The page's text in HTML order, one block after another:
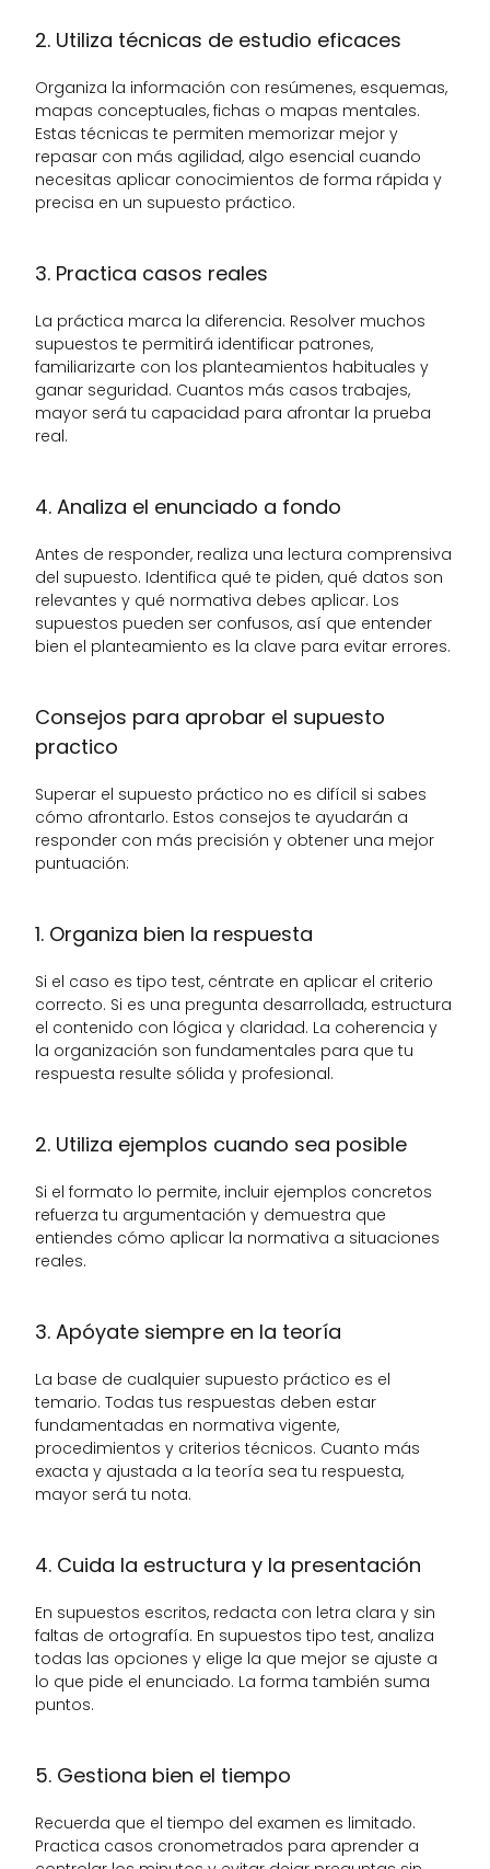
2. Utiliza técnicas de estudio eficaces
Organiza la información con resúmenes, esquemas,
mapas conceptuales, fichas o mapas mentales.
Estas técnicas te permiten memorizar mejor y
repasar con más agilidad, algo esencial cuando
necesitas aplicar conocimientos de forma rápida y
precisa en un supuesto práctico.
3. Practica casos reales
La práctica marca la diferencia. Resolver muchos
supuestos te permitirá identificar patrones,
familiarizarte con los planteamientos habituales y
ganar seguridad. Cuantos más casos trabajes,
mayor será tu capacidad para afrontar la prueba
real.
4. Analiza el enunciado a fondo
Antes de responder, realiza una lectura comprensiva
del supuesto. Identifica qué te piden, qué datos son
relevantes y qué normativa debes aplicar. Los
supuestos pueden ser confusos, así que entender
bien el planteamiento es la clave para evitar errores.
Consejos para aprobar el supuesto
practico
Superar el supuesto práctico no es difícil si sabes
cómo afrontarlo. Estos consejos te ayudarán a
responder con más precisión y obtener una mejor
puntuación:
1. Organiza bien la respuesta
Si el caso es tipo test, céntrate en aplicar el criterio
correcto. Si es una pregunta desarrollada, estructura
el contenido con lógica y claridad. La coherencia y
la organización son fundamentales para que tu
respuesta resulte sólida y profesional.
2. Utiliza ejemplos cuando sea posible
Si el formato lo permite, incluir ejemplos concretos
refuerza tu argumentación y demuestra que
entiendes cómo aplicar la normativa a situaciones
reales.
3. Apóyate siempre en la teoría
La base de cualquier supuesto práctico es el
temario. Todas tus respuestas deben estar
fundamentadas en normativa vigente,
procedimientos y criterios técnicos. Cuanto más
exacta y ajustada a la teoría sea tu respuesta,
mayor será tu nota.
4. Cuida la estructura y la presentación
En supuestos escritos, redacta con letra clara y sin
faltas de ortografía. En supuestos tipo test, analiza
todas las opciones y elige la que mejor se ajuste a
lo que pide el enunciado. La forma también suma
puntos.
5. Gestiona bien el tiempo
Recuerda que el tiempo del examen es limitado.
Practica casos cronometrados para aprender a